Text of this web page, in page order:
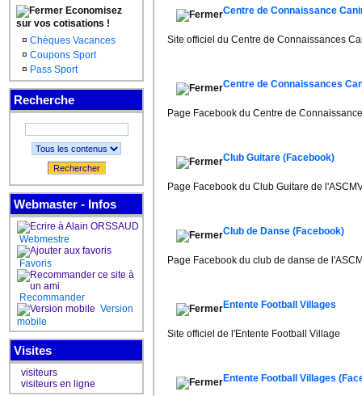
Economisez
sur vos cotisations !
¤ Chèques Vacances
¤ Coupons Sport
¤ Pass Sport
Recherche
Rechercher
Webmaster - Infos
Webmestre
Favoris
Recommander
Version
mobile
Visites
visiteurs
visiteurs en ligne
Centre de Connaissance
Site officiel du Centre de Connaissances
Centre de Connaissances
Page Facebook du Centre de
Club Guitare (Facebook)
Page Facebook du Club Guitare de
Club de Danse (Facebook)
Page Facebook du club de danse de
Entente Football Villages
Site officiel de l'Entente Football Village
Entente Football Villages